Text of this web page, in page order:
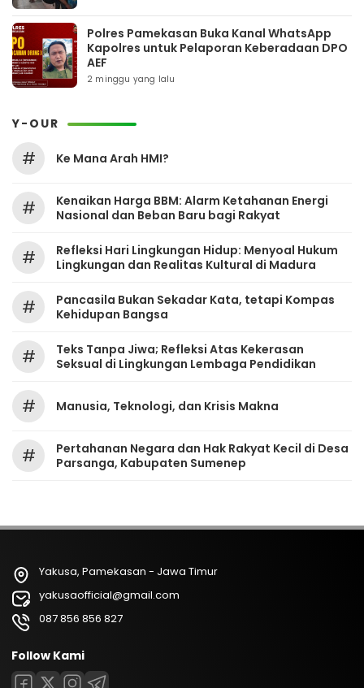
Polres Pamekasan Buka Kanal WhatsApp
Kapolres untuk Pelaporan Keberadaan DPO
AEF
2 minggu yang lalu
Y-OUR
# Ke Mana Arah HMI?
#
Kenaikan Harga BBM: Alarm Ketahanan Energi
Nasional dan Beban Baru bagi Rakyat
#
Refleksi Hari Lingkungan Hidup: Menyoal Hukum
Lingkungan dan Realitas Kultural di Madura
#
Pancasila Bukan Sekadar Kata, tetapi Kompas
Kehidupan Bangsa
#
Teks Tanpa Jiwa; Refleksi Atas Kekerasan
Seksual di Lingkungan Lembaga Pendidikan
# Manusia, Teknologi, dan Krisis Makna
#
Pertahanan Negara dan Hak Rakyat Kecil di Desa
Parsanga, Kabupaten Sumenep
Yakusa, Pamekasan - Jawa Timur
yakusaofficial@gmail.com
087 856 856 827
Follow Kami